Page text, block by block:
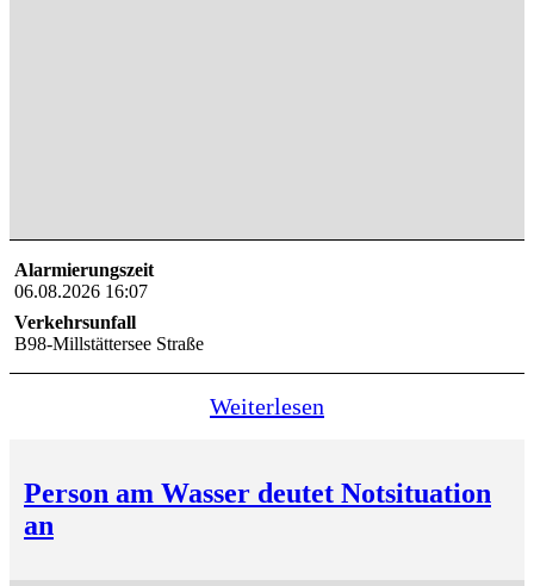
Alarmierungszeit
06.08.2026 16:07
Verkehrsunfall
B98-Millstättersee Straße
Weiterlesen
Person am Wasser deutet Notsituation
an